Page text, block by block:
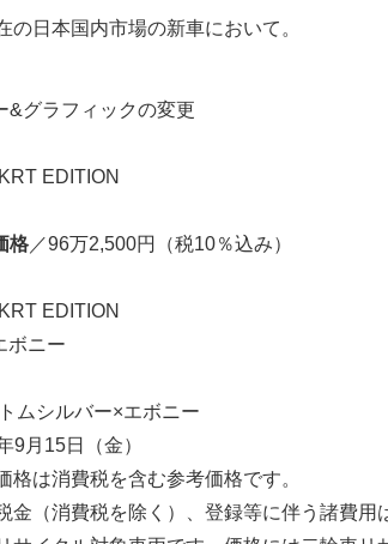
の日本国内市場の新車において。
&グラフィックの変更
EDITION
格 ／96万2,500円（税10％込み）
EDITION
ボニー
ムシルバー×エボニー
9月15日（金）
は消費税を含む参考価格です。
金（消費税を除く）、登録等に伴う諸費用